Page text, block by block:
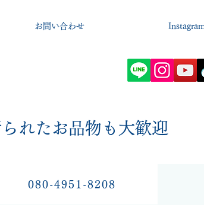
れたお品物も大歓迎
お問い合わせ
080-4951-8208